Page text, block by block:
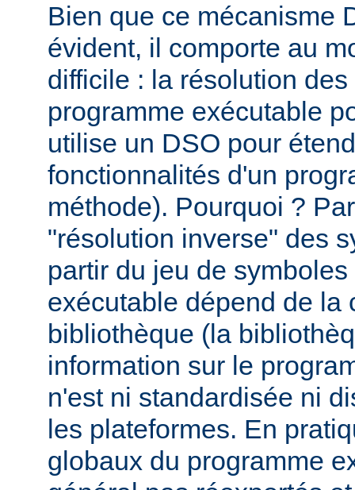
Bien que ce mécanisme
évident, il comporte au
difficile : la résolution
programme exécutable
utilise un DSO pour
fonctionnalités d'un
méthode). Pourquoi ?
"résolution inverse" des
partir du jeu de
exécutable dépend de la
bibliothèque (la
information sur le
n'est ni standardisée ni
les plateformes. En
globaux du programme